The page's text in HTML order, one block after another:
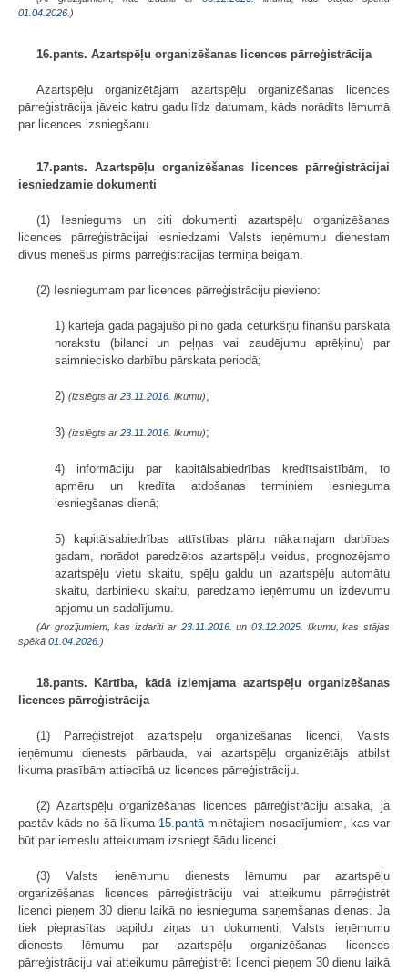
01.04.2026. )
16.pants. Azartspēļu organizēšanas licences pārreģistrācija
Azartspēļu organizētājam azartspēļu organizēšanas licences
pārreģistrācija jāveic katru gadu līdz datumam, kāds norādīts lēmumā
par licences izsniegšanu.
17.pants. Azartspēļu organizēšanas licences pārreģistrācijai
iesniedzamie dokumenti
(1) Iesniegums un citi dokumenti azartspēļu organizēšanas
licences pārreģistrācijai iesniedzami Valsts ieņēmumu dienestam
divus mēnešus pirms pārreģistrācijas termiņa beigām.
(2) Iesniegumam par licences pārreģistrāciju pievieno:
1) kārtējā gada pagājušo pilno gada ceturkšņu finanšu pārskata
norakstu (bilanci un peļņas vai zaudējumu aprēķinu) par
saimniecisko darbību pārskata periodā;
2) (izslēgts ar 23.11.2016 . likumu);
3) (izslēgts ar 23.11.2016 . likumu);
4) informāciju par kapitālsabiedrības kredītsaistībām, to
apmēru un kredīta atdošanas termiņiem iesnieguma
iesniegšanas dienā;
5) kapitālsabiedrības attīstības plānu nākamajam darbības
gadam, norādot paredzētos azartspēļu veidus, prognozējamo
azartspēļu vietu skaitu, spēļu galdu un azartspēļu automātu
skaitu, darbinieku skaitu, paredzamo ieņēmumu un izdevumu
apjomu un sadalījumu.
(Ar grozījumiem, kas izdarīti ar 23.11.2016. un 03.12.2025. likumu, kas stājas
spēkā 01.04.2026. )
18.pants. Kārtība, kādā izlemjama azartspēļu organizēšanas
licences pārreģistrācija
(1) Pārreģistrējot azartspēļu organizēšanas licenci, Valsts
ieņēmumu dienests pārbauda, vai azartspēļu organizētājs atbilst
likuma prasībām attiecībā uz licences pārreģistrāciju.
(2) Azartspēļu organizēšanas licences pārreģistrāciju atsaka, ja
pastāv kāds no šā likuma 15.pantāminētajiem nosacījumiem, kas var
būt par iemeslu atteikumam izsniegt šādu licenci.
(3) Valsts ieņēmumu dienests lēmumu par azartspēļu
organizēšanas licences pārreģistrāciju vai atteikumu pārreģistrēt
licenci pieņem 30 dienu laikā no iesnieguma saņemšanas dienas. Ja
tiek pieprasītas papildu ziņas un dokumenti, Valsts ieņēmumu
dienests lēmumu par azartspēļu organizēšanas licences
pārreģistrāciju vai atteikumu pārreģistrēt licenci pieņem 30 dienu laikā